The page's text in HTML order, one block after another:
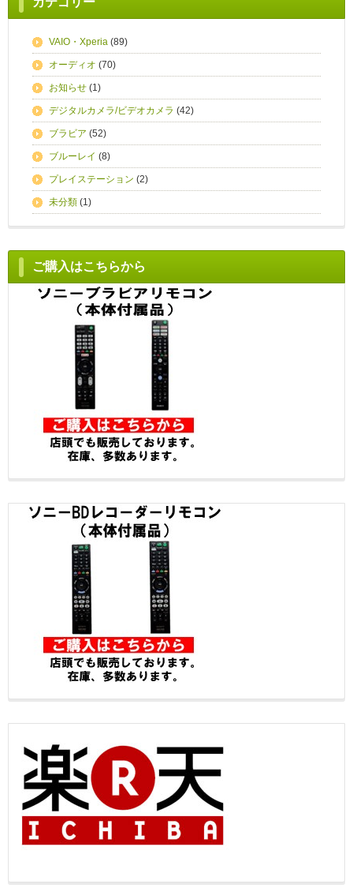
VAIO・Xperia (89)
オーディオ (70)
お知らせ (1)
デジタルカメラ/ビデオカメラ (42)
ブラビア (52)
ブルーレイ (8)
プレイステーション (2)
未分類 (1)
ご購入はこちらから